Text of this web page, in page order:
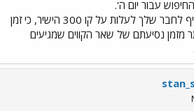
עבור יום ה'.
. תשים לב שעדיף לחבר שלך לעלות על קו 300 הישיר, כי זמן
מזמן נסיעתם של שאר הקווים שמגיעים